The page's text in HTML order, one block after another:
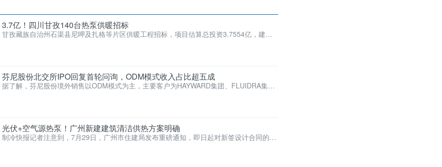
3.7亿！四川甘孜140台热泵供暖招标
甘孜藏族自治州石渠县尼呷及扎格等片区供暖工程招标，项目估算总投资3.7554亿，建筑
芬尼股份北交所IPO回复首轮问询，ODM模式收入占比超五成
据了解，芬尼股份境外销售以ODM模式为主，主要客户为HAYWARD集团、FLUIDRA集
光伏+空气源热泵！广州新建建筑清洁供热方案明确
制冷快报记者注意到，7月29日，广州市住建局发布重磅通知，即日起对新签设计合同的新